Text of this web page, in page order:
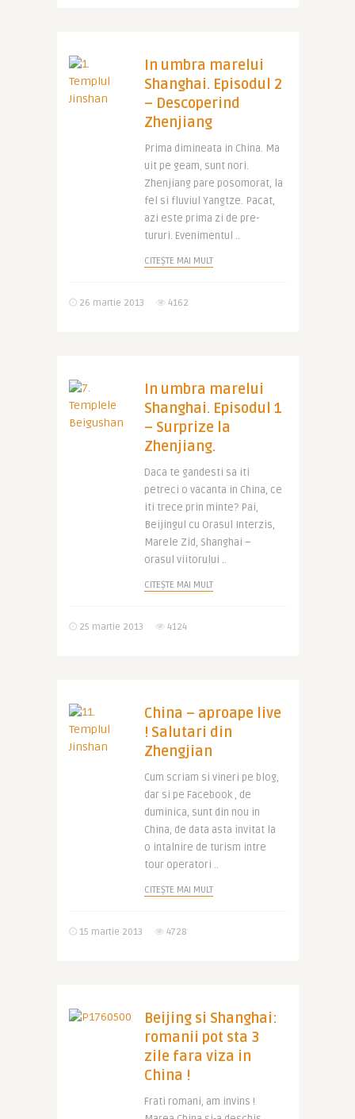
In umbra marelui
Shanghai. Episodul 2
– Descoperind
Zhenjiang
Prima dimineata in China. Ma
uit pe geam, sunt nori.
Zhenjiang pare posomorat, la
fel si fluviul Yangtze. Pacat,
azi este prima zi de pre-
tururi. Evenimentul ..
CITEȘTE MAI MULT
26 martie 2013 4162
In umbra marelui
Shanghai. Episodul 1
– Surprize la
Zhenjiang.
Daca te gandesti sa iti
petreci o vacanta in China, ce
iti trece prin minte? Pai,
Beijingul cu Orasul Interzis,
Marele Zid, Shanghai –
orasul viitorului ..
CITEȘTE MAI MULT
25 martie 2013 4124
China – aproape live
! Salutari din
Zhengjian
Cum scriam si vineri pe blog,
dar si pe Facebook , de
duminica, sunt din nou in
China, de data asta invitat la
o intalnire de turism intre
tour operatori ..
CITEȘTE MAI MULT
15 martie 2013 4728
Beijing si Shanghai:
romanii pot sta 3
zile fara viza in
China !
Frati romani, am invins !